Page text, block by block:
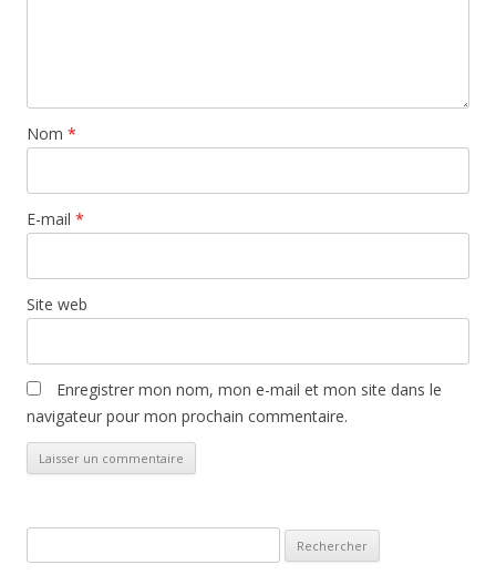
Nom *
E-mail *
Site web
Enregistrer mon nom, mon e-mail et mon site dans le
navigateur pour mon prochain commentaire.